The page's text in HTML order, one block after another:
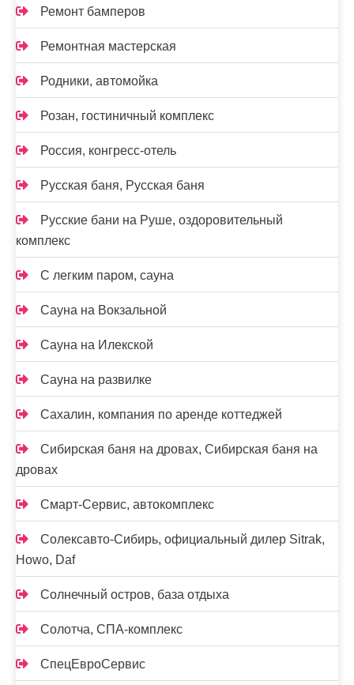
Ремонт бамперов
Ремонтная мастерская
Родники, автомойка
Розан, гостиничный комплекс
Россия, конгресс-отель
Русская баня, Русская баня
Русские бани на Руше, оздоровительный
комплекс
С легким паром, сауна
Сауна на Вокзальной
Сауна на Илекской
Сауна на развилке
Сахалин, компания по аренде коттеджей
Сибирская баня на дровах, Сибирская баня на
дровах
Смарт-Сервис, автокомплекс
Солексавто-Сибирь, официальный дилер Sitrak,
Howo, Daf
Солнечный остров, база отдыха
Солотча, СПА-комплекс
СпецЕвроСервис